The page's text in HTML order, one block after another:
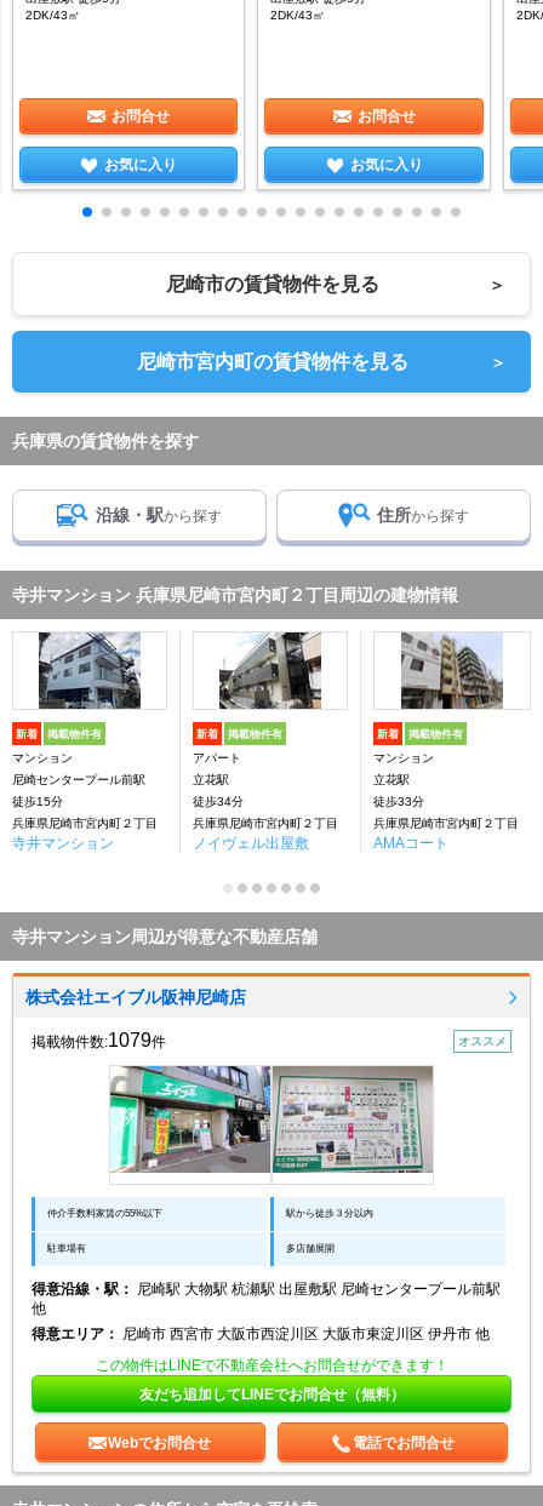
2DK/43㎡
お問合せ
お気に入り
2DK/43㎡
お問合せ
お気に入り
尼崎市の賃貸物件を見る ＞
尼崎市宮内町の賃貸物件を見る ＞
兵庫県の賃貸物件を探す
沿線・駅から探す 住所から探す
寺井マンション 兵庫県尼崎市宮内町２丁目周辺の建物情報
新着 掲載物件有
マンション
尼崎センタープール前駅
徒歩15分
兵庫県尼崎市宮内町２丁目
寺井マンション
新着 掲載物件有
アパート
立花駅
徒歩34分
兵庫県尼崎市宮内町２丁目
ノイヴェル出屋敷
新着 掲載物件有
マンション
立花駅
徒歩33分
兵庫県尼崎市宮内町２丁目
AMAコート
寺井マンション周辺が得意な不動産店舗
株式会社エイブル阪神尼崎店
掲載物件数:1079件 オススメ
仲介手数料家賃の55%以下 駅から徒歩３分以内
駐車場有 多店舗展開
得意沿線・駅：
尼崎駅 大物駅 杭瀬駅 出屋敷駅 尼崎センタープール前駅
他
得意エリア：
尼崎市 西宮市 大阪市西淀川区 大阪市東淀川区 伊丹市 他
この物件はLINEで不動産会社へお問合せができます！
友だち追加してLINEでお問合せ（無料）
Webでお問合せ 電話でお問合せ